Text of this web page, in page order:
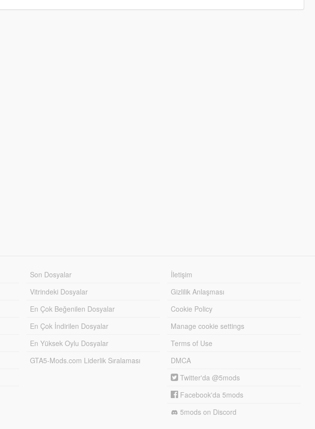
Son Dosyalar
Vitrindeki Dosyalar
En Çok Beğenilen Dosyalar
En Çok İndirilen Dosyalar
En Yüksek Oylu Dosyalar
GTA5-Mods.com Liderlik Sıralaması
İletişim
Gizlilik Anlaşması
Cookie Policy
Manage cookie settings
Terms of Use
DMCA
Twitter'da @5mods
Facebook'da 5mods
5mods on Discord